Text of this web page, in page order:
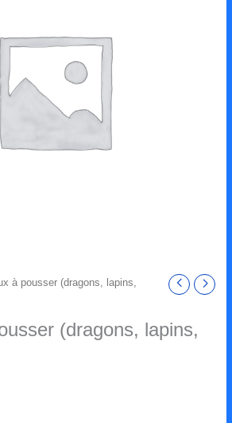
à pousser (dragons, lapins,
(dragons, lapins,